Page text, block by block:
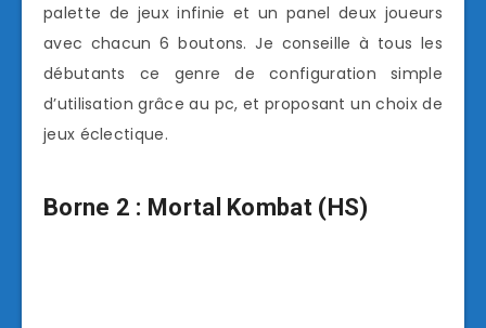
palette de jeux infinie et un panel deux joueurs
avec chacun 6 boutons. Je conseille à tous les
débutants ce genre de configuration simple
d’utilisation grâce au pc, et proposant un choix de
jeux éclectique.
Borne 2 : Mortal Kombat (HS)